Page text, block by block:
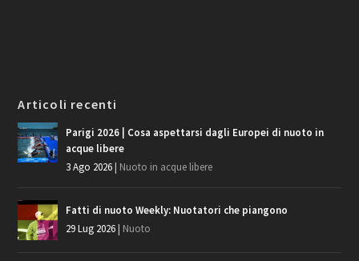
Articoli recenti
Parigi 2026 | Cosa aspettarsi dagli Europei di nuoto in
acque libere
3 Ago 2026| Nuoto in acque libere
Fatti di nuoto Weekly: Nuotatori che piangono
29 Lug 2026| Nuoto